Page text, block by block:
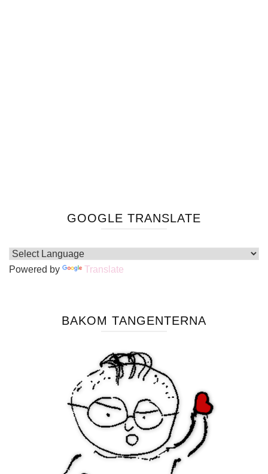
GOOGLE TRANSLATE
Powered by Translate
BAKOM TANGENTERNA